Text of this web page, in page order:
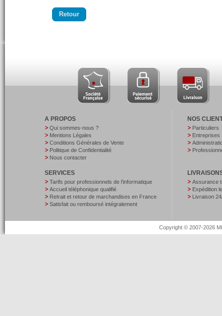
Retour
A PROPOS
Qui sommes-nous ?
Mentions Légales
Conditions Générales de Vente
Politique de Confidentialité
Nous contacter
SERVICES
Tarifs pour professionnels de l’informatique
Accueil téléphonique qualifié
Retrait et retour de marchandises en France
Satisfait ou remboursé intégralement
NOS
Particuliers
Entreprises
Assurance
Expédition
Livraison
Copyright © 2007-2026